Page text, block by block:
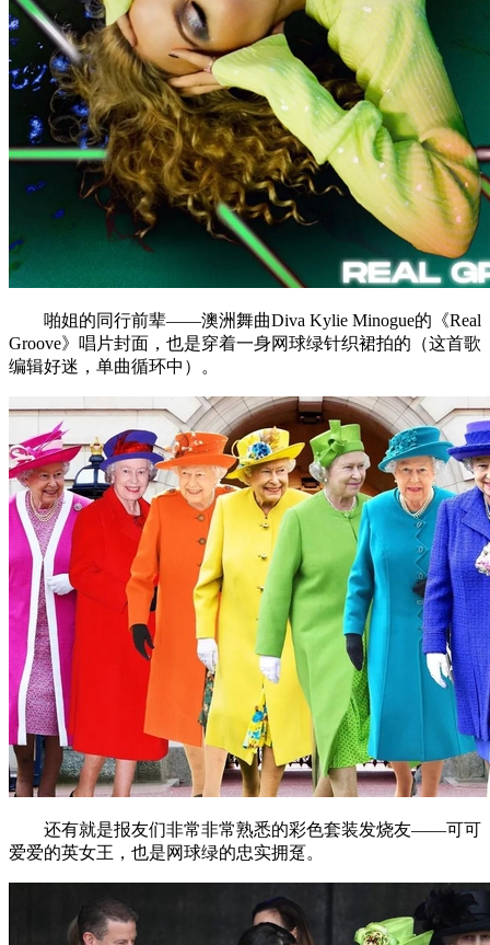
啪姐的同行前辈——澳洲舞曲Diva Kylie Minogue的《Real
Groove》唱片封面，也是穿着一身网球绿针织裙拍的（这首歌
编辑好迷，单曲循环中）。
还有就是报友们非常非常熟悉的彩色套装发烧友——可可
爱爱的英女王，也是网球绿的忠实拥趸。